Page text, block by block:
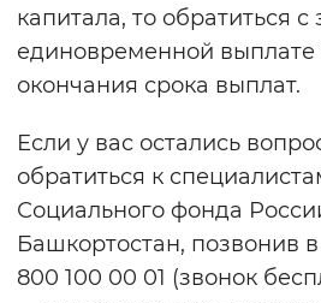
капитала, то обратиться
единовременной
окончания срока выплат.
Если у вас остались
обратиться к
Социального фонда
Башкортостан, позвонив
800 100 00 01 (звонок